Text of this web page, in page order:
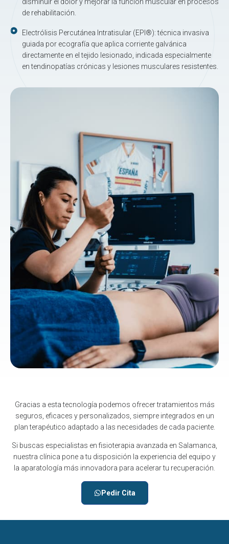
de rehabilitación.
Electrólisis Percutánea Intratisular (EPI®️): técnica invasiva
guiada por ecografía que aplica corriente galvánica
directamente en el tejido lesionado, indicada especialmente
en tendinopatías crónicas y lesiones musculares resistentes.
Gracias a esta tecnología podemos ofrecer tratamientos más
seguros, eficaces y personalizados, siempre integrados en un
plan terapéutico adaptado a las necesidades de cada paciente.
Si buscas especialistas en fisioterapia avanzada en Salamanca,
nuestra clínica pone a tu disposición la experiencia del equipo y
la aparatología más innovadora para acelerar tu recuperación.
Pedir Cita